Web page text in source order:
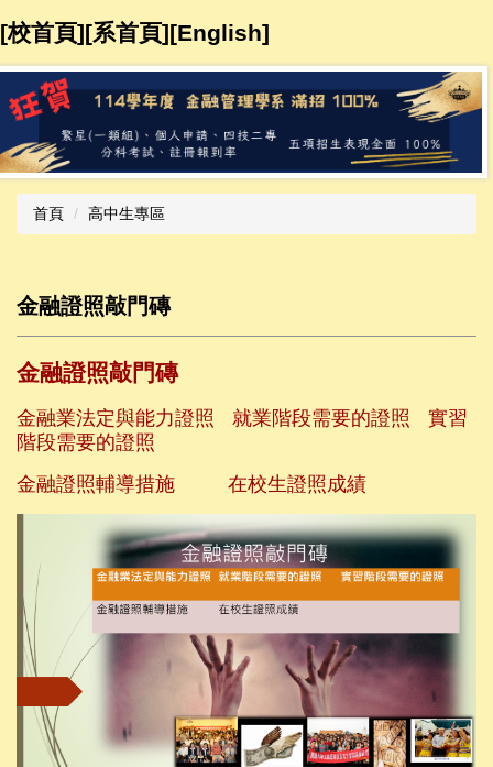
到
內
區
[校首頁][系首頁][English]​​​​
首頁 高中生專區
金融證照敲門磚
金融證照敲門磚
金融業法定與能力證照 就業階段需要的證照
實習
階段需要的證照
金融證照輔導措施
在校生證照成績